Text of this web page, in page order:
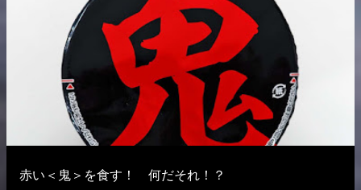
赤い＜鬼＞を食す！ 何だそれ！？